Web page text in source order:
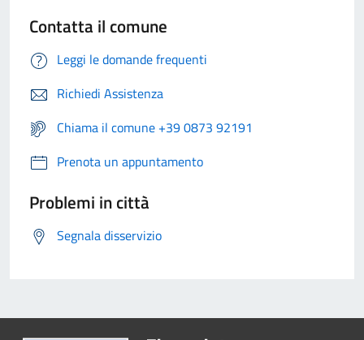
Contatta il comune
Leggi le domande frequenti
Richiedi Assistenza
Chiama il comune +39 0873 92191
Prenota un appuntamento
Problemi in città
Segnala disservizio